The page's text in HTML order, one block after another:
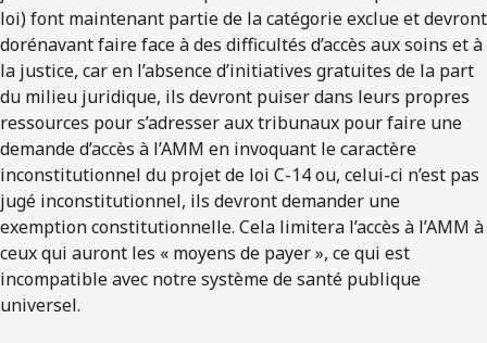
loi) font maintenant partie de la catégorie exclue et devront
dorénavant faire face à des difficultés d’accès aux soins et à
la justice, car en l’absence d’initiatives gratuites de la part
du milieu juridique, ils devront puiser dans leurs propres
ressources pour s’adresser aux tribunaux pour faire une
demande d’accès à l’AMM en invoquant le caractère
inconstitutionnel du projet de loi C-14 ou, celui-ci n’est pas
jugé inconstitutionnel, ils devront demander une
exemption constitutionnelle. Cela limitera l’accès à l’AMM à
ceux qui auront les « moyens de payer », ce qui est
incompatible avec notre système de santé publique
universel.